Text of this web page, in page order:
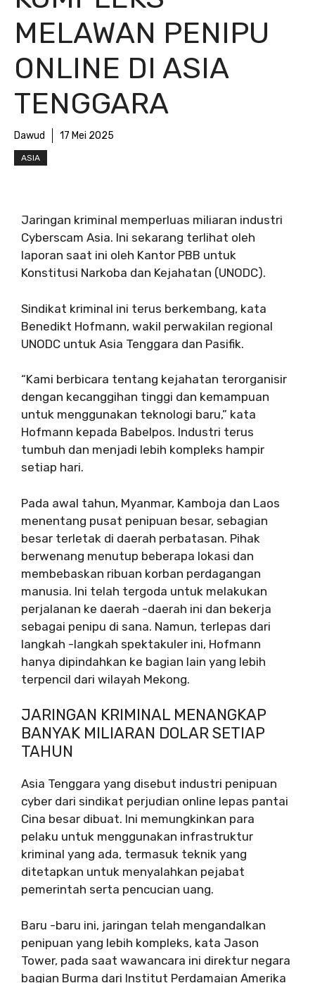
MELAWAN PENIPU
ONLINE DI ASIA
TENGGARA
Dawud 17 Mei 2025
ASIA
Jaringan kriminal memperluas miliaran industri
Cyberscam Asia. Ini sekarang terlihat oleh
laporan saat ini oleh Kantor PBB untuk
Konstitusi Narkoba dan Kejahatan (UNODC).
Sindikat kriminal ini terus berkembang, kata
Benedikt Hofmann, wakil perwakilan regional
UNODC untuk Asia Tenggara dan Pasifik.
“Kami berbicara tentang kejahatan terorganisir
dengan kecanggihan tinggi dan kemampuan
untuk menggunakan teknologi baru,” kata
Hofmann kepada Babelpos. Industri terus
tumbuh dan menjadi lebih kompleks hampir
setiap hari.
Pada awal tahun, Myanmar, Kamboja dan Laos
menentang pusat penipuan besar, sebagian
besar terletak di daerah perbatasan. Pihak
berwenang menutup beberapa lokasi dan
membebaskan ribuan korban perdagangan
manusia. Ini telah tergoda untuk melakukan
perjalanan ke daerah -daerah ini dan bekerja
sebagai penipu di sana. Namun, terlepas dari
langkah -langkah spektakuler ini, Hofmann
hanya dipindahkan ke bagian lain yang lebih
terpencil dari wilayah Mekong.
JARINGAN KRIMINAL MENANGKAP
BANYAK MILIARAN DOLAR SETIAP
TAHUN
Asia Tenggara yang disebut industri penipuan
cyber dari sindikat perjudian online lepas pantai
Cina besar dibuat. Ini memungkinkan para
pelaku untuk menggunakan infrastruktur
kriminal yang ada, termasuk teknik yang
ditetapkan untuk menyalahkan pejabat
pemerintah serta pencucian uang.
Baru -baru ini, jaringan telah mengandalkan
penipuan yang lebih kompleks, kata Jason
Tower, pada saat wawancara ini direktur negara
bagian Burma dari Institut Perdamaian Amerika